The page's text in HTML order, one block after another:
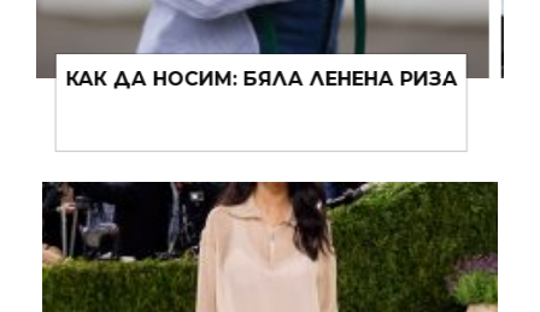
ФУТБОЛЪТ СРЕЩА HERMÈS: